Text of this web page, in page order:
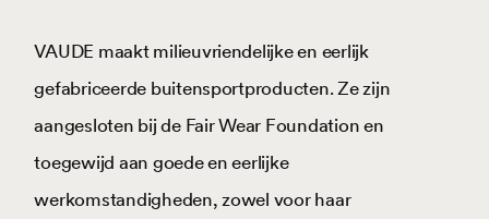
VAUDE maakt milieuvriendelijke en eerlijk
gefabriceerde buitensportproducten. Ze zijn
aangesloten bij de Fair Wear Foundation en
toegewijd aan goede en eerlijke
werkomstandigheden, zowel voor haar